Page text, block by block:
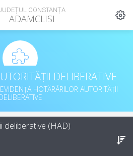
CONSTANȚA
ADAMCLISI
DELIBERATIVE
HOTĂRÂRILOR AUTORITĂȚII
deliberative (HAD)